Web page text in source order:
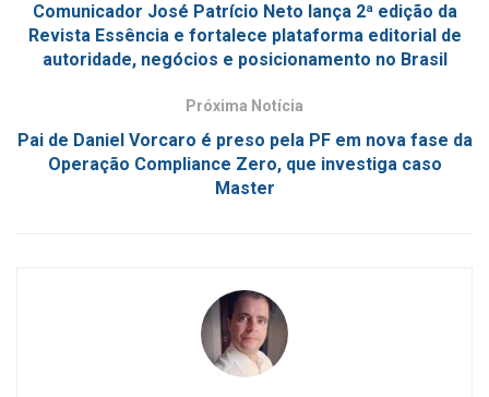
Comunicador José Patrício Neto lança 2ª edição da
Revista Essência e fortalece plataforma editorial de
autoridade, negócios e posicionamento no Brasil
Próxima Notícia
Pai de Daniel Vorcaro é preso pela PF em nova fase da
Operação Compliance Zero, que investiga caso
Master